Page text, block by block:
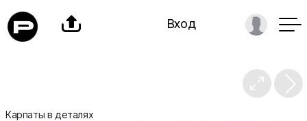
 Вход

Карпаты в деталях